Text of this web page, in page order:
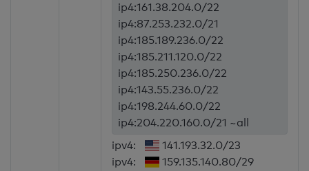
ip4:161.38.204.0/22
ip4:87.253.232.0/21
ip4:185.189.236.0/22
ip4:185.211.120.0/22
ip4:185.250.236.0/22
ip4:143.55.236.0/22
ip4:198.244.60.0/22
ip4:204.220.160.0/21 ~all
ipv4:
141.193.32.0/23
ipv4:
159.135.140.80/29